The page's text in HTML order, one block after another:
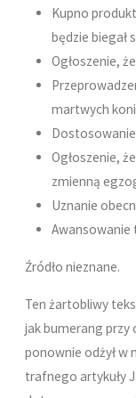
Kupno
będzie biegał
Ogłoszenie,
martwych
Ogłoszenie,
zmienną
Uznanie
Awansowanie
Źródło nieznane.
Ten żartobliwy
jak bumerang przy
ponownie odżył w
trafnego artykuły